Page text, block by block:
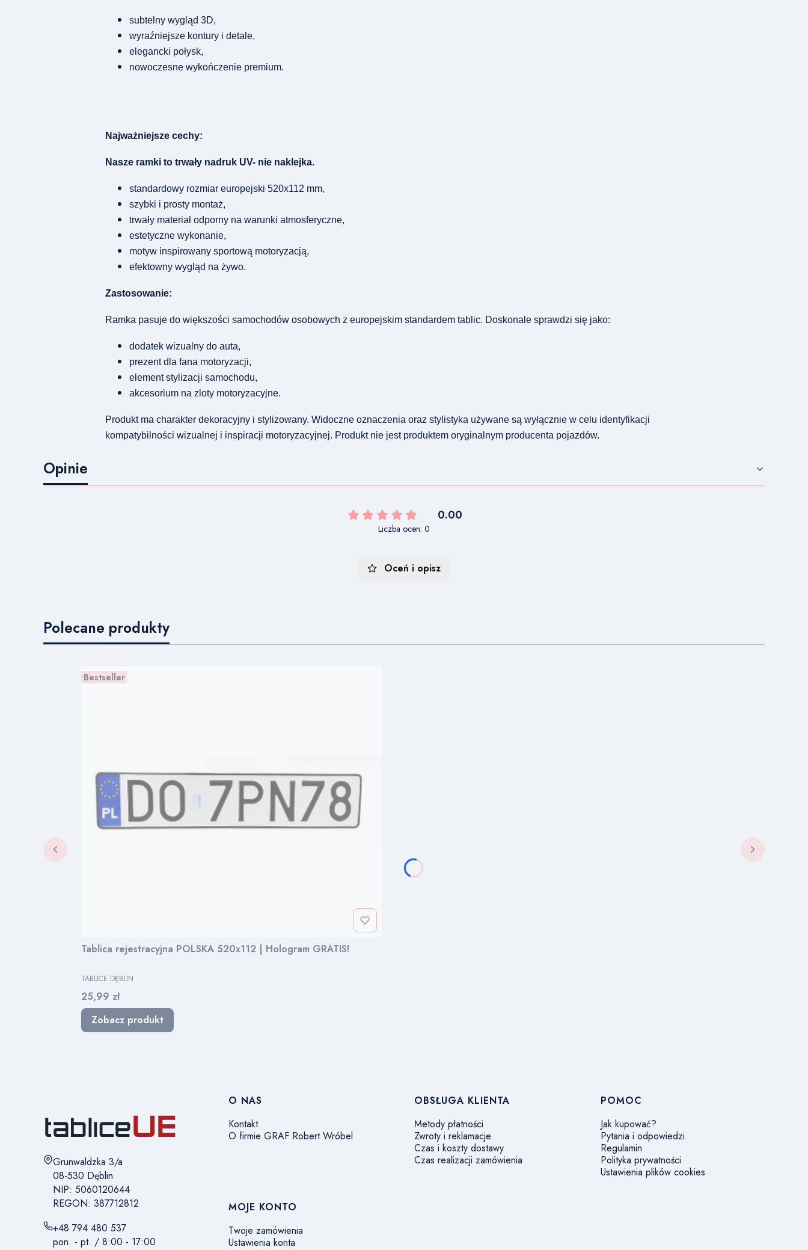
subtelny wygląd 3D,
wyraźniejsze kontury i detale,
elegancki połysk,
nowoczesne wykończenie premium.
Najważniejsze cechy:
Nasze ramki to trwały nadruk UV- nie naklejka.
standardowy rozmiar europejski 520x112 mm,
szybki i prosty montaż,
trwały materiał odporny na warunki atmosferyczne,
estetyczne wykonanie,
motyw inspirowany sportową motoryzacją,
efektowny wygląd na żywo.
Zastosowanie:
Ramka pasuje do większości samochodów osobowych z europejskim standardem tablic. Doskonale sprawdzi się jako:
dodatek wizualny do auta,
prezent dla fana motoryzacji,
element stylizacji samochodu,
akcesorium na zloty motoryzacyjne.
Produkt ma charakter dekoracyjny i stylizowany. Widoczne oznaczenia oraz stylistyka używane są wyłącznie w celu identyfikacji
kompatybilności wizualnej i inspiracji motoryzacyjnej. Produkt nie jest produktem oryginalnym producenta pojazdów.
Opinie
0.00
Liczba ocen: 0
Oceń i opisz
Polecane produkty
Bestseller
Tablica rejestracyjna POLSKA 520x112 | Hologram GRATIS!
PRODUCENT
TABLICE DĘBLIN
Cena
25,99 zł
Zobacz produkt
Adres:
Grunwaldzka 3/a
08-530 Dęblin
NIP: 5060120644
REGON: 387712812
+48 794 480 537
pon. - pt. / 8:00 - 17:00
Linki w stopce
O NAS
Kontakt
O firmie GRAF Robert Wróbel
OBSŁUGA KLIENTA
Metody płatności
Zwroty i reklamacje
Czas i koszty dostawy
Czas realizacji zamówienia
POMOC
Jak kupować?
Pytania i odpowiedzi
Regulamin
Polityka prywatności
Ustawienia plików cookies
MOJE KONTO
Twoje zamówienia
Ustawienia konta